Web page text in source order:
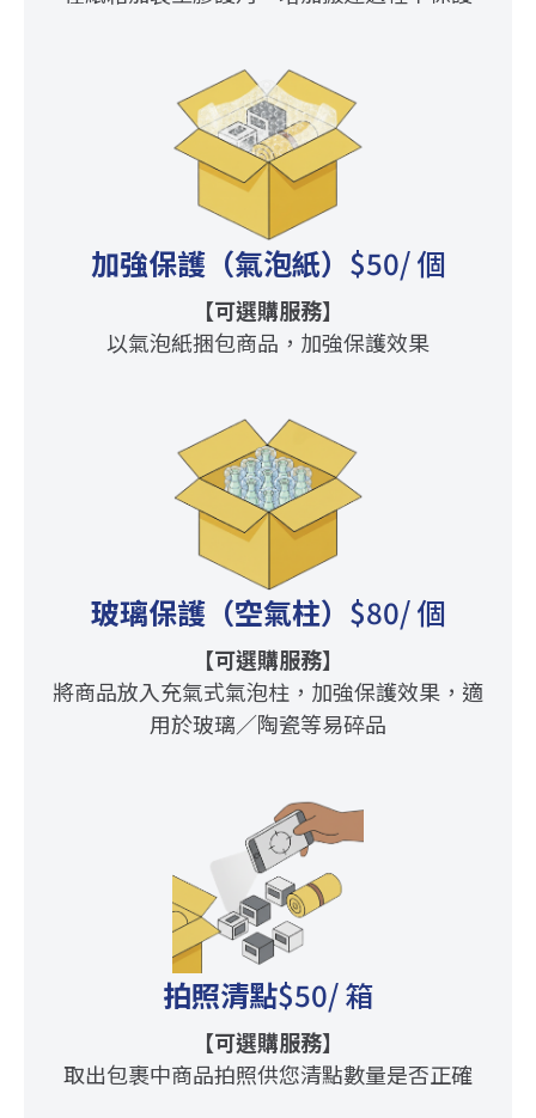
加強保護（氣泡紙） $50/ 個
【可選購服務】
以氣泡紙捆包商品，加強保護效果
玻璃保護（空氣柱） $80/ 個
【可選購服務】
將商品放入充氣式氣泡柱，加強保護效果，適
用於玻璃／陶瓷等易碎品
拍照清點$50/ 箱
【可選購服務】
取出包裹中商品拍照供您清點數量是否正確